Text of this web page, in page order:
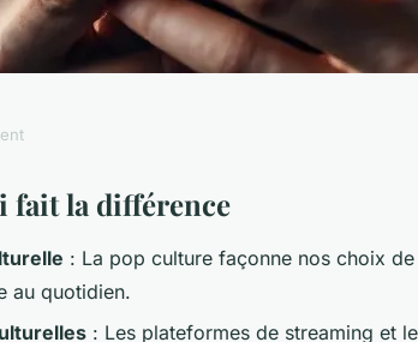
façonne
fait la différence
: La pop culture façonne nos choix
au quotidien.
: Les plateformes de streaming et